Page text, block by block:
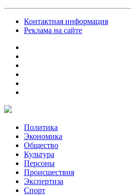
Контактная информация
Реклама на сайте
Политика
Экономика
Общество
Культура
Персоны
Происшествия
Экспертиза
Спорт